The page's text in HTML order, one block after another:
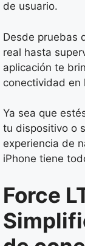
de usuario.
Desde pruebas
real hasta
aplicación te
conectividad en
Ya sea que
tu dispositivo o
experiencia de
iPhone tiene
Force